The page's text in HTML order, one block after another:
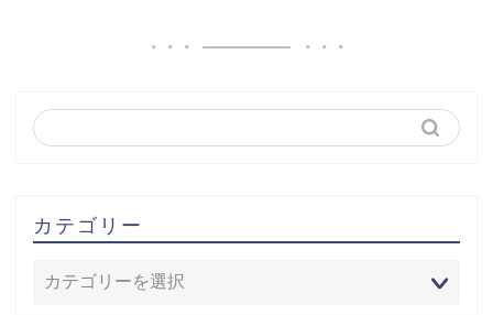
カテゴリー